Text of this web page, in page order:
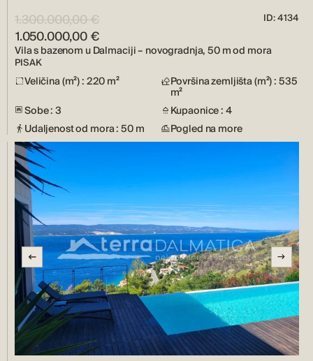
1.300.000,00 €
1.050.000,00 €
ID: 4134
Vila s bazenom u Dalmaciji – novogradnja, 50 m od mora
PISAK
Veličina (m²) : 220 m² Površina zemljišta (m²) : 535
m²
Sobe : 3
Kupaonice : 4
Udaljenost od mora : 50 m
Pogled na more